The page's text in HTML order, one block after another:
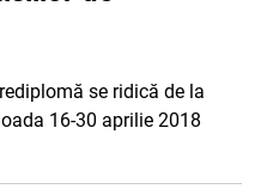
se ridică de la
16-30 aprilie 2018